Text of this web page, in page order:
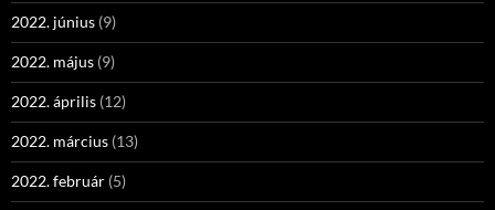
2022. június (9)
2022. május (9)
2022. április (12)
2022. március (13)
2022. február (5)